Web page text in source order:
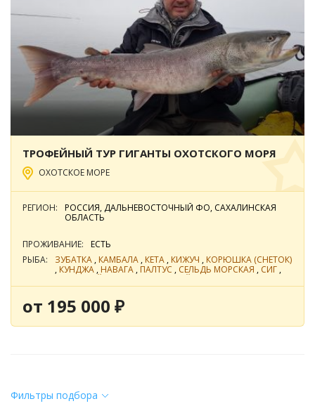
ТРОФЕЙНЫЙ ТУР ГИГАНТЫ ОХОТСКОГО МОРЯ
ОХОТСКОЕ МОРЕ
РЕГИОН:
РОССИЯ, ДАЛЬНЕВОСТОЧНЫЙ ФО, САХАЛИНСКАЯ
ОБЛАСТЬ
ПРОЖИВАНИЕ:
ЕСТЬ
РЫБА:
ЗУБАТКА , КАМБАЛА , КЕТА , КИЖУЧ , КОРЮШКА (СНЕТОК)
, КУНДЖА , НАВАГА , ПАЛТУС , СЕЛЬДЬ МОРСКАЯ , СИГ ,
от 195 000 ₽
Фильтры подбора